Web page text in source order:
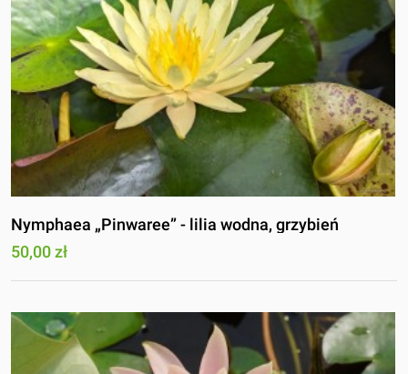
Nymphaea „Pinwaree” - lilia wodna, grzybień
50,00 zł